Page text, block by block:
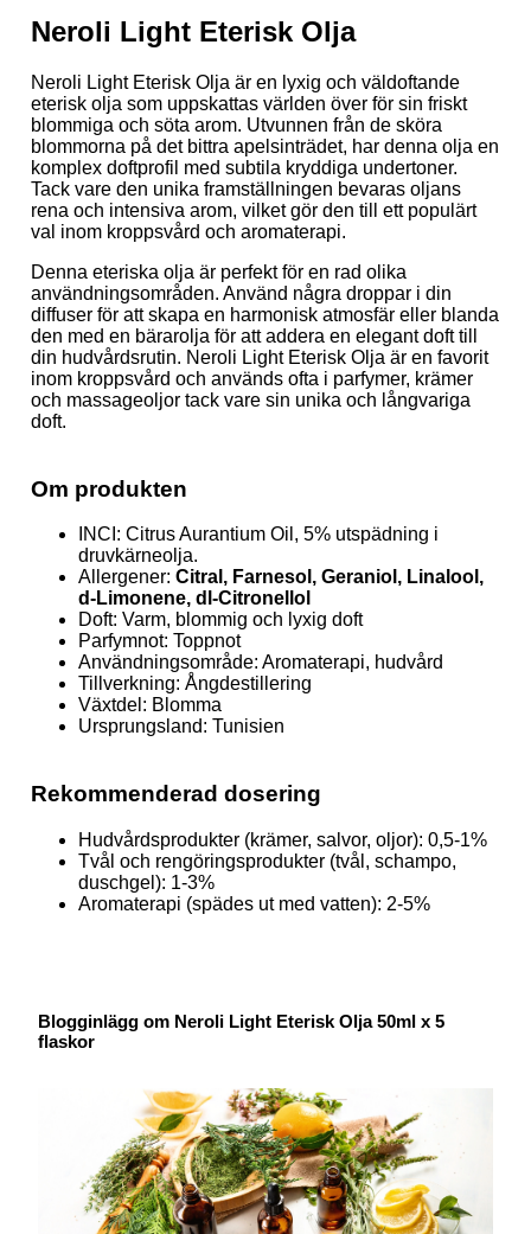
Neroli Light Eterisk Olja
Neroli Light Eterisk Olja är en lyxig och väldoftande
eterisk olja som uppskattas världen över för sin friskt
blommiga och söta arom. Utvunnen från de sköra
blommorna på det bittra apelsinträdet, har denna olja en
komplex doftprofil med subtila kryddiga undertoner.
Tack vare den unika framställningen bevaras oljans
rena och intensiva arom, vilket gör den till ett populärt
val inom kroppsvård och aromaterapi.
Denna eteriska olja är perfekt för en rad olika
användningsområden. Använd några droppar i din
diffuser för att skapa en harmonisk atmosfär eller blanda
den med en bärarolja för att addera en elegant doft till
din hudvårdsrutin. Neroli Light Eterisk Olja är en favorit
inom kroppsvård och används ofta i parfymer, krämer
och massageoljor tack vare sin unika och långvariga
doft.
Om produkten
INCI: Citrus Aurantium Oil, 5% utspädning i
druvkärneolja.
Allergener: Citral, Farnesol, Geraniol, Linalool,
d-Limonene, dl-Citronellol
Doft: Varm, blommig och lyxig doft
Parfymnot: Toppnot
Användningsområde: Aromaterapi, hudvård
Tillverkning: Ångdestillering
Växtdel: Blomma
Ursprungsland: Tunisien
Rekommenderad dosering
Hudvårdsprodukter (krämer, salvor, oljor): 0,5-1%
Tvål och rengöringsprodukter (tvål, schampo,
duschgel): 1-3%
Aromaterapi (spädes ut med vatten): 2-5%
Blogginlägg om Neroli Light Eterisk Olja 50ml x 5
flaskor